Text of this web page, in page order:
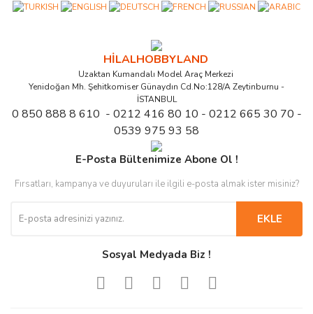
HİLALHOBBYLAND
Uzaktan Kumandalı Model Araç Merkezi
Yenidoğan Mh. Şehitkomiser Günaydın Cd.No:128/A Zeytinburnu -
İSTANBUL
0 850 888 8 610 - 0212 416 80 10 - 0212 665 30 70 -
0539 975 93 58
E-Posta Bültenimize Abone Ol !
Fırsatları, kampanya ve duyuruları ile ilgili e-posta almak ister misiniz?
EKLE
Sosyal Medyada Biz !